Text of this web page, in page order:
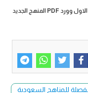
توزيع مادة الرياضيات الصف الخامس ابتدائي الترم الاول وورد PDF المنهج الجديد
للمناهج السعودية